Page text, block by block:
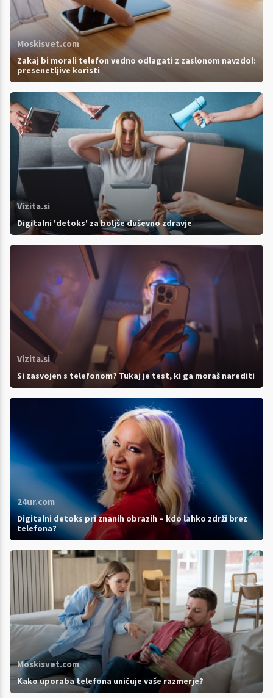
Moskisvet.com
Zakaj bi morali telefon vedno odlagati z zaslonom navzdol:
presenetljive koristi
Vizita.si
Digitalni 'detoks' za boljše duševno zdravje
Vizita.si
Si zasvojen s telefonom? Tukaj je test, ki ga moraš narediti
24ur.com
Digitalni detoks pri znanih obrazih – kdo lahko zdrži brez
telefona?
Moskisvet.com
Kako uporaba telefona uničuje vaše razmerje?